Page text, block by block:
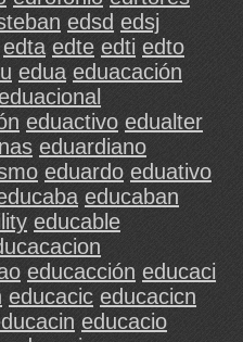
edsd edsj
edta edte edti edto
edua eduacación
eduactivo edualter
eduardiano
eduardo eduativo
educaban
educable
educacción educaci
educacic educacicn
educacio